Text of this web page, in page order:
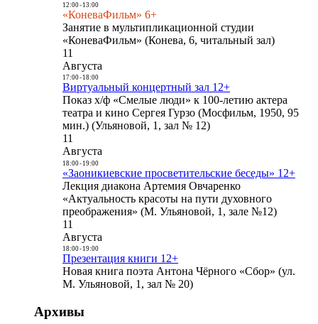
12:00- 13:00
«КоневаФильм» 6+
Занятие в мультипликационной студии
«КоневаФильм» (Конева, 6, читальный зал)
11
Августа
17:00- 18:00
Виртуальный концертный зал 12+
Показ х/ф «Смелые люди» к 100-летию актера
театра и кино Сергея Гурзо (Мосфильм, 1950, 95
мин.) (Ульяновой, 1, зал № 12)
11
Августа
18:00- 19:00
«Заоникиевские просветительские беседы» 12+
Лекция диакона Артемия Овчаренко
«Актуальность красоты на пути духовного
преображения» (М. Ульяновой, 1, зале №12)
11
Августа
18:00- 19:00
Презентация книги 12+
Новая книга поэта Антона Чёрного «Сбор» (ул.
М. Ульяновой, 1, зал № 20)
Архивы